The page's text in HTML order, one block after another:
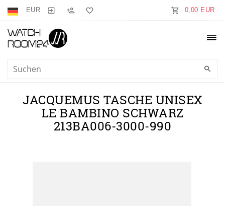
EUR 0,00 EUR
JACQUEMUS TASCHE UNISEX
LE BAMBINO SCHWARZ
213BA006-3000-990